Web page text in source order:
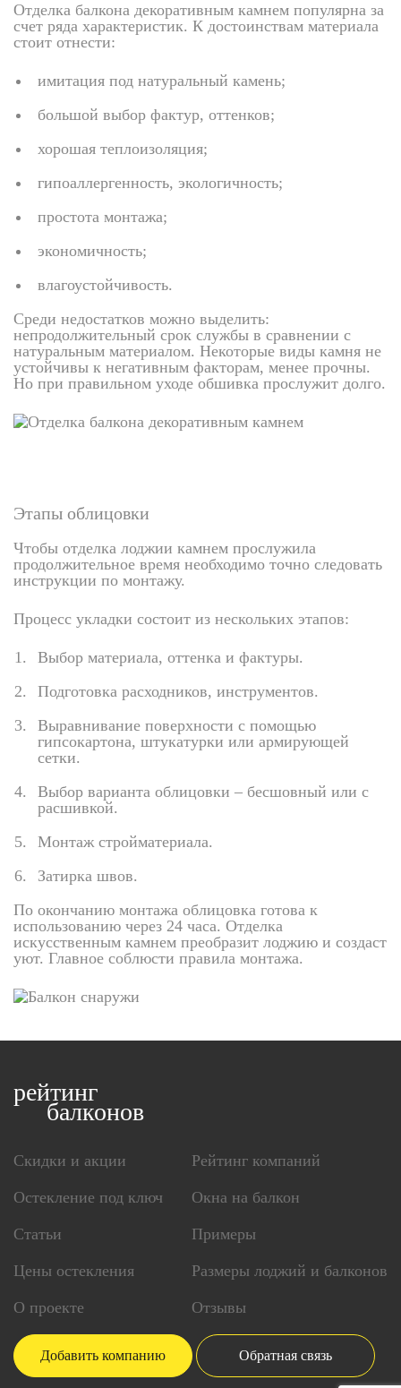
Отделка балкона декоративным камнем популярна за
счет ряда характеристик. К достоинствам материала
стоит отнести:
имитация под натуральный камень;
большой выбор фактур, оттенков;
хорошая теплоизоляция;
гипоаллергенность, экологичность;
простота монтажа;
экономичность;
влагоустойчивость.
Среди недостатков можно выделить:
непродолжительный срок службы в сравнении с
натуральным материалом. Некоторые виды камня не
устойчивы к негативным факторам, менее прочны.
Но при правильном уходе обшивка прослужит долго.
Этапы облицовки
Чтобы отделка лоджии камнем прослужила
продолжительное время необходимо точно следовать
инструкции по монтажу.
Процесс укладки состоит из нескольких этапов:
Выбор материала, оттенка и фактуры.
Подготовка расходников, инструментов.
Выравнивание поверхности с помощью
гипсокартона, штукатурки или армирующей
сетки.
Выбор варианта облицовки – бесшовный или с
расшивкой.
Монтаж стройматериала.
Затирка швов.
По окончанию монтажа облицовка готова к
использованию через 24 часа. Отделка
искусственным камнем преобразит лоджию и создаст
уют. Главное соблюсти правила монтажа.
рейтинг
балконов
Скидки и акции
Остекление под ключ
Статьи
Цены остекления
О проекте
Рейтинг компаний
Окна на балкон
Примеры
Размеры лоджий и балконов
Отзывы
Добавить компанию Обратная связь